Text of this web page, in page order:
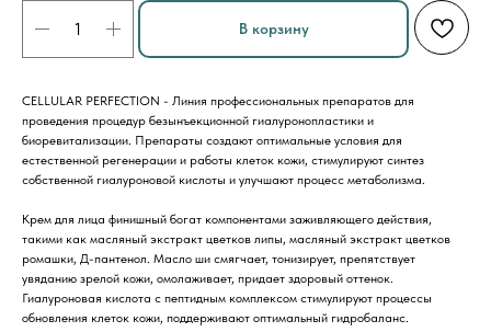
В корзину
CELLULAR PERFECTION - Линия профессиональных препаратов для
проведения процедур безынъекционной гиалуронопластики и
биоревитализации. Препараты создают оптимальные условия для
естественной регенерации и работы клеток кожи, стимулируют синтез
собственной гиалуроновой кислоты и улучшают процесс метаболизма.
Крем для лица финишный богат компонентами заживляющего действия,
такими как масляный экстракт цветков липы, масляный экстракт цветков
ромашки, Д-пантенол. Масло ши смягчает, тонизирует, препятствует
увяданию зрелой кожи, омолаживает, придает здоровый оттенок.
Гиалуроновая кислота с пептидным комплексом стимулируют процессы
обновления клеток кожи, поддерживают оптимальный гидробаланс.